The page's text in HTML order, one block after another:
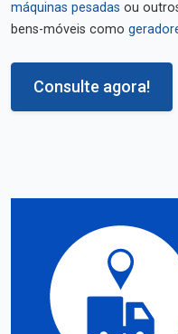
máquinas pesadas ou
bens-móveis como
Consulte agora!